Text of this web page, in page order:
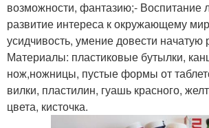
возможности, фантазию;- Воспитание
развитие интереса к окружающему
усидчивость, умение довести начатую
Материалы: пластиковые бутылки,
нож,ножницы, пустые формы от
вилки, пластилин, гуашь красного,
цвета, кисточка.